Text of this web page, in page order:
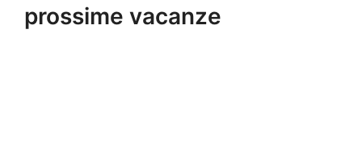
prossime vacanze